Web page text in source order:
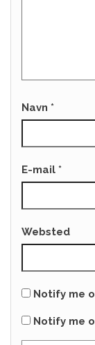
Navn *
E-mail *
Websted
Notify me
Notify me